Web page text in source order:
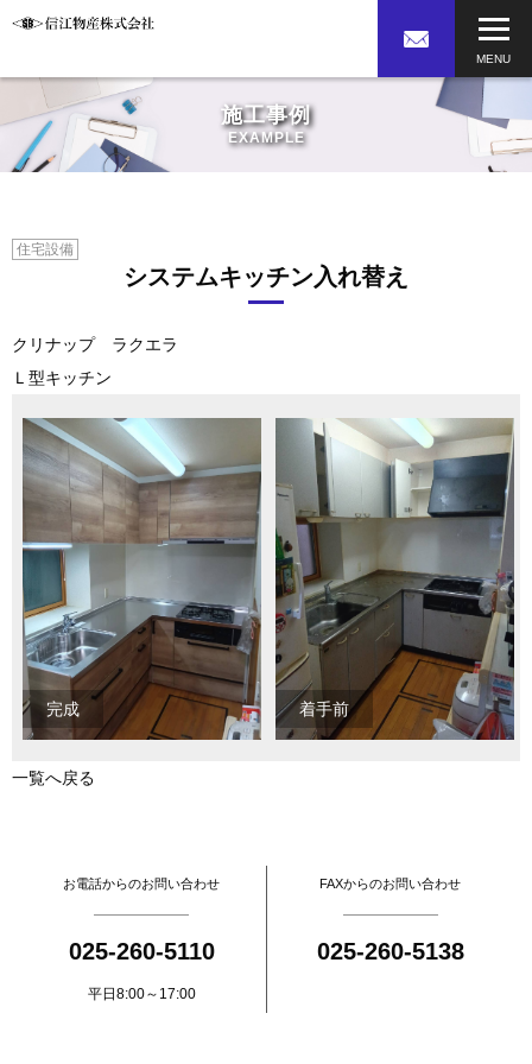
施工事例
EXAMPLE
住宅設備
システムキッチン入れ替え
クリナップ ラクエラ
Ｌ型キッチン
完成 着手前
一覧へ戻る
お電話からのお問い合わせ
025-260-5110
平日8:00～17:00
FAXからのお問い合わせ
025-260-5138